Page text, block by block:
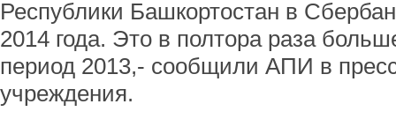
Республики Башкортостан в
2014 года. Это в полтора раза
период 2013,- сообщили АПИ в
учреждения.